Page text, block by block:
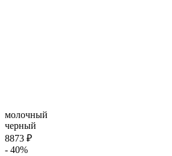
молочный
черный
8873 ₽
- 40%